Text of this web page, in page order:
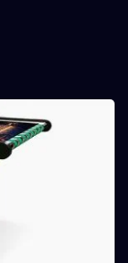
Mettant...